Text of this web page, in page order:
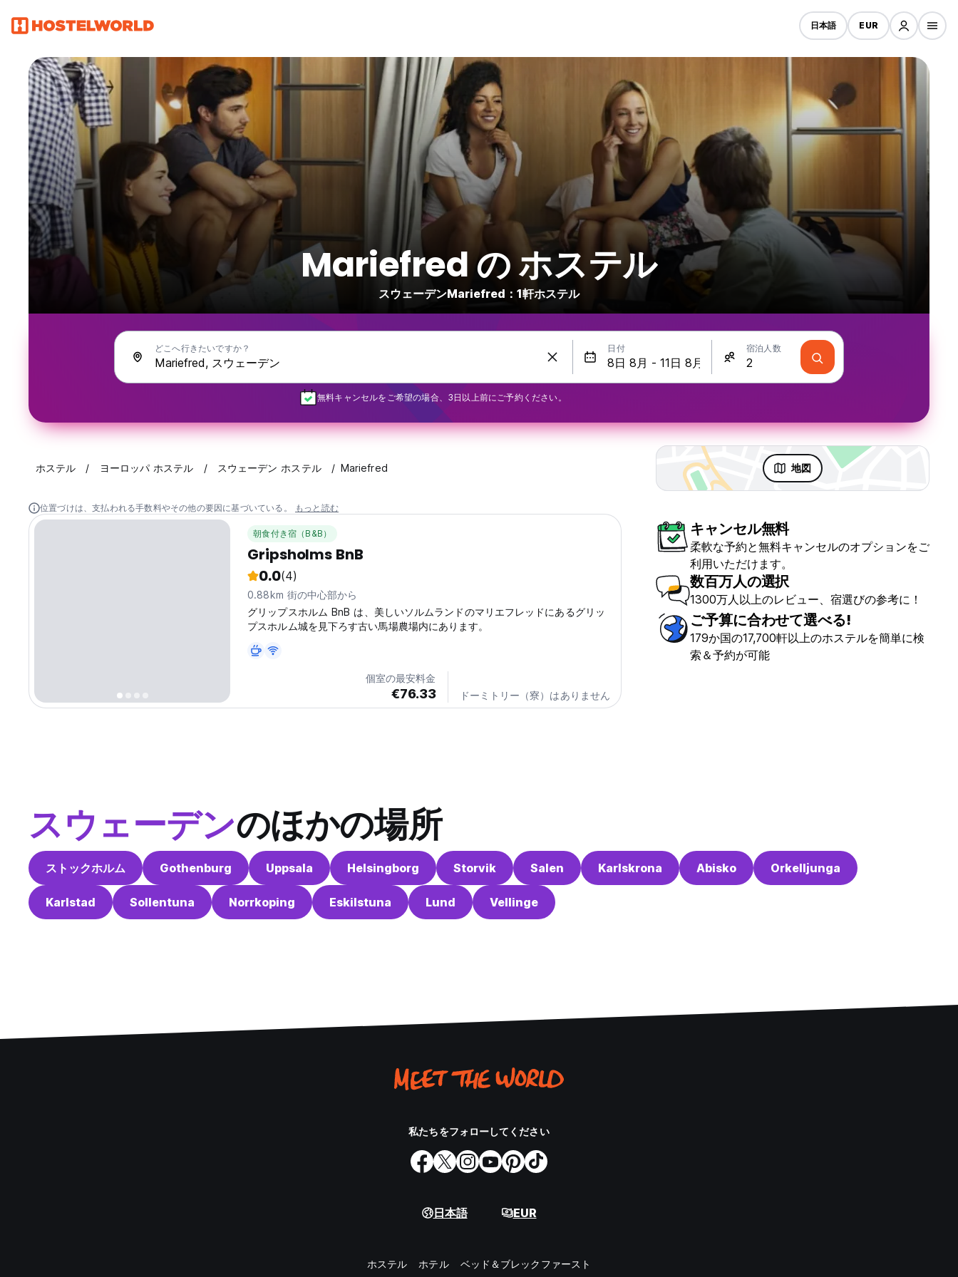
日本語 EUR
Mariefred の ホステル
スウェーデンMariefred：1軒ホステル
どこへ行きたいですか？ 日付 宿泊人数
無料キャンセルをご希望の場合、3日以上前にご予約ください。
ホステル ヨーロッパ ホステル スウェーデン ホステル Mariefred 地図
位置づけは、支払われる手数料やその他の要因に基づいている。 もっと読む
朝食付き宿（B&B）
Gripsholms BnB
0.0(4)
0.88km 街の中心部から
グリップスホルム BnB は、美しいソルムランドのマリエフレッドにあるグリッ
プスホルム城を見下ろす古い馬場農場内にあります。
個室の最安料金
€76.33 ドーミトリー（寮）はありません
キャンセル無料
柔軟な予約と無料キャンセルのオプションをご
利用いただけます。
数百万人の選択
1300万人以上のレビュー、宿選びの参考に！
ご予算に合わせて選べる!
179か国の17,700軒以上のホステルを簡単に検
索＆予約が可能
スウェーデンのほかの場所
ストックホルム Gothenburg Uppsala Helsingborg Storvik Salen Karlskrona Abisko Orkelljunga
Karlstad Sollentuna Norrkoping Eskilstuna Lund Vellinge
私たちをフォローしてください
日本語 EUR
ホステル ホテル ベッド＆ブレックファースト